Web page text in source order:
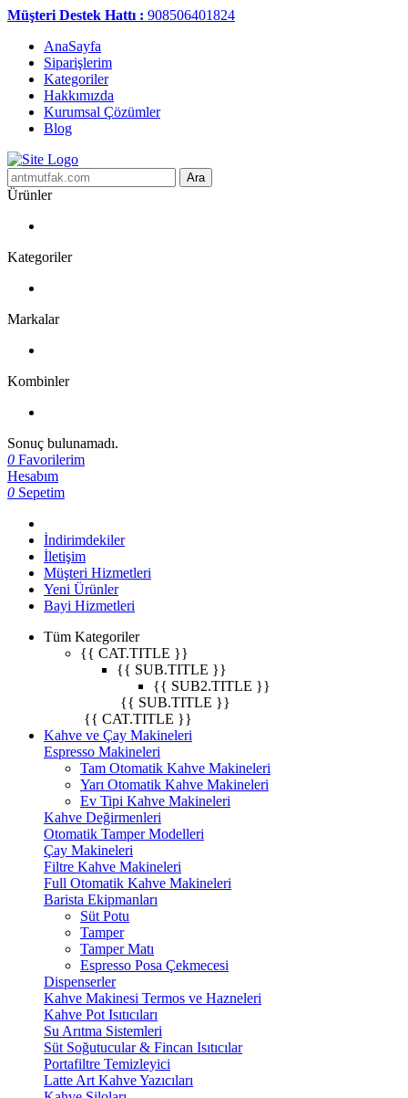
Müşteri Destek Hattı : 908506401824
AnaSayfa
Siparişlerim
Kategoriler
Hakkımızda
Kurumsal Çözümler
Blog
Ara
Ürünler
Kategoriler
Markalar
Kombinler
Sonuç bulunamadı.
0 Favorilerim
Hesabım
0 Sepetim
İndirimdekiler
İletişim
Müşteri Hizmetleri
Yeni Ürünler
Bayi Hizmetleri
Tüm Kategoriler
{{ CAT.TITLE }}
{{ SUB.TITLE }}
{{ SUB2.TITLE }}
{{ SUB.TITLE }}
{{ CAT.TITLE }}
Kahve ve Çay Makineleri
Espresso Makineleri
Tam Otomatik Kahve Makineleri
Yarı Otomatik Kahve Makineleri
Ev Tipi Kahve Makineleri
Kahve Değirmenleri
Otomatik Tamper Modelleri
Çay Makineleri
Filtre Kahve Makineleri
Full Otomatik Kahve Makineleri
Barista Ekipmanları
Süt Potu
Tamper
Tamper Matı
Espresso Posa Çekmecesi
Dispenserler
Kahve Makinesi Termos ve Hazneleri
Kahve Pot Isıtıcıları
Su Arıtma Sistemleri
Süt Soğutucular & Fincan Isıtıcılar
Portafiltre Temizleyici
Latte Art Kahve Yazıcıları